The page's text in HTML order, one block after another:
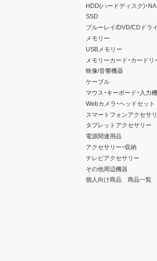
HDD(ハードディスク)・
SSD
ブルーレイ/DVD/CDドラ
メモリー
USBメモリー
メモリーカード・カード
映像/音響機器
ケーブル
マウス・キーボード・入力
Webカメラ・ヘッドセット
スマートフォンアクセサ
タブレットアクセサリー
電源関連用品
アクセサリー・収納
テレビアクセサリー
その他周辺機器
個人向け商品 商品一覧